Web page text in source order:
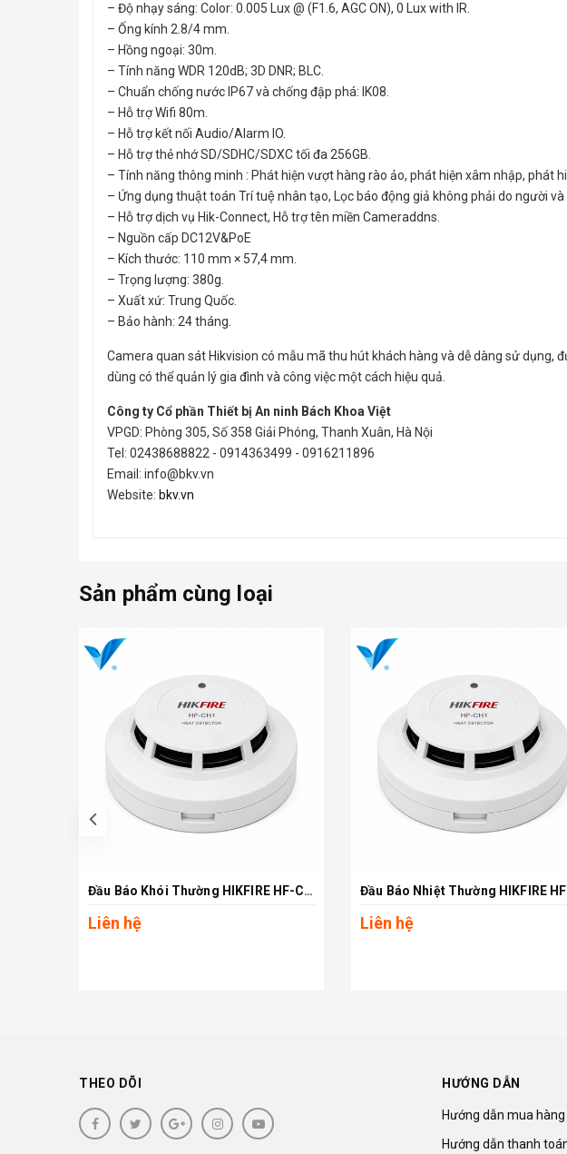
– Độ nhạy sáng: Color: 0.005 Lux @ (F1.6, AGC ON), 0 Lux with IR.
– Ống kính 2.8/4 mm.
– Hồng ngoại: 30m.
– Tính năng WDR 120dB; 3D DNR; BLC.
– Chuẩn chống nước IP67 và chống đập phá: IK08.
– Hỗ trợ Wifi 80m.
– Hỗ trợ kết nối Audio/Alarm IO.
– Hỗ trợ thẻ nhớ SD/SDHC/SDXC tối đa 256GB.
– Tính năng thông minh : Phát hiện vượt hàng rào ảo, phát hiện xâm nhập, phát
– Ứng dụng thuật toán Trí tuệ nhân tạo, Lọc báo động giả không phải do người và
– Hỗ trợ dịch vụ Hik-Connect, Hỗ trợ tên miền Cameraddns.
– Nguồn cấp DC12V&PoE
– Kích thước: 110 mm × 57,4 mm.
– Trọng lượng: 380g.
– Xuất xứ: Trung Quốc.
– Bảo hành: 24 tháng.
Camera quan sát Hikvision có mẫu mã thu hút khách hàng và dễ dàng sử dụng,
dùng có thể quản lý gia đình và công việc một cách hiệu quả.
Công ty Cổ phần Thiết bị An ninh Bách Khoa Việt
VPGD: Phòng 305, Số 358 Giải Phóng, Thanh Xuân, Hà Nội
Tel: 02438688822 - 0914363499 - 0916211896
Email: info@bkv.vn
Website: bkv.vn
Sản phẩm cùng loại
Xem chi tiết Đầu Báo Khói Thường HIKFIRE HF-CS1
Liên hệ
Xem chi tiết
Liên hệ
THEO DÕI HƯỚNG DẪN
Hướng dẫn mua hàng
Hướng dẫn thanh